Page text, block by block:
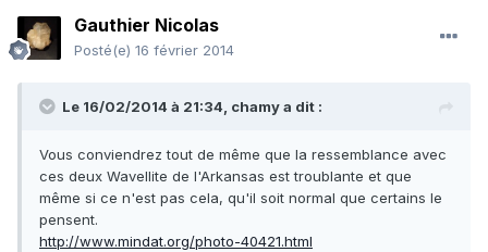
Gauthier Nicolas
Posté(e) 16 février 2014
Le 16/02/2014 à 21:34, chamy a dit :
Vous conviendrez tout de même que la ressemblance avec
ces deux Wavellite de l'Arkansas est troublante et que
même si ce n'est pas cela, qu'il soit normal que certains le
pensent.
http://www.mindat.org/photo-40421.html